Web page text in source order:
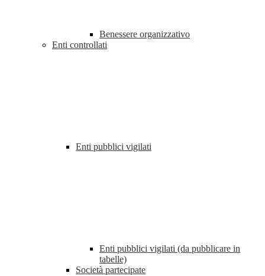
Benessere organizzativo
Enti controllati
Enti pubblici vigilati
Enti pubblici vigilati (da pubblicare in
tabelle)
Società partecipate